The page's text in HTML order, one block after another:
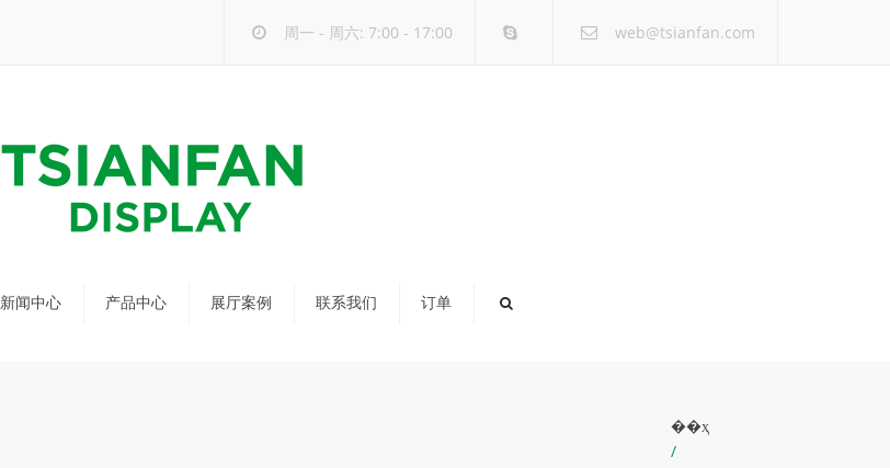
周一 - 周六: 7:00 - 17:00 web@tsianfan.com
新闻中心 产品中心 展厅案例 联系我们 订单
��ҳ
/